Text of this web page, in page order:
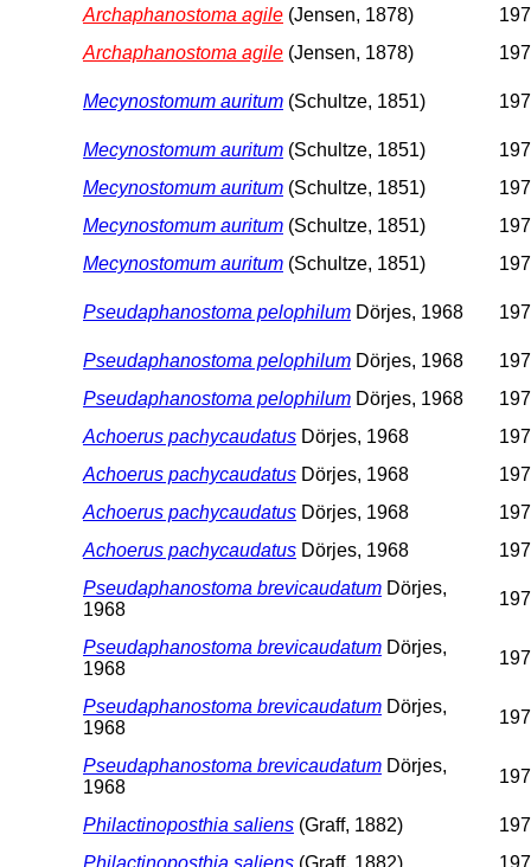
Archaphanostoma agile (Jensen, 1878)
Archaphanostoma agile (Jensen, 1878)
Mecynostomum auritum (Schultze, 1851)
Mecynostomum auritum (Schultze, 1851)
Mecynostomum auritum (Schultze, 1851)
Mecynostomum auritum (Schultze, 1851)
Mecynostomum auritum (Schultze, 1851)
Pseudaphanostoma pelophilum Dörjes, 1968
Pseudaphanostoma pelophilum Dörjes, 1968
Pseudaphanostoma pelophilum Dörjes, 1968
Achoerus pachycaudatus Dörjes, 1968
Achoerus pachycaudatus Dörjes, 1968
Achoerus pachycaudatus Dörjes, 1968
Achoerus pachycaudatus Dörjes, 1968
Pseudaphanostoma brevicaudatum Dörjes,
1968
Pseudaphanostoma brevicaudatum Dörjes,
1968
Pseudaphanostoma brevicaudatum Dörjes,
1968
Pseudaphanostoma brevicaudatum Dörjes,
1968
Philactinoposthia saliens (Graff, 1882)
Philactinoposthia saliens (Graff, 1882)